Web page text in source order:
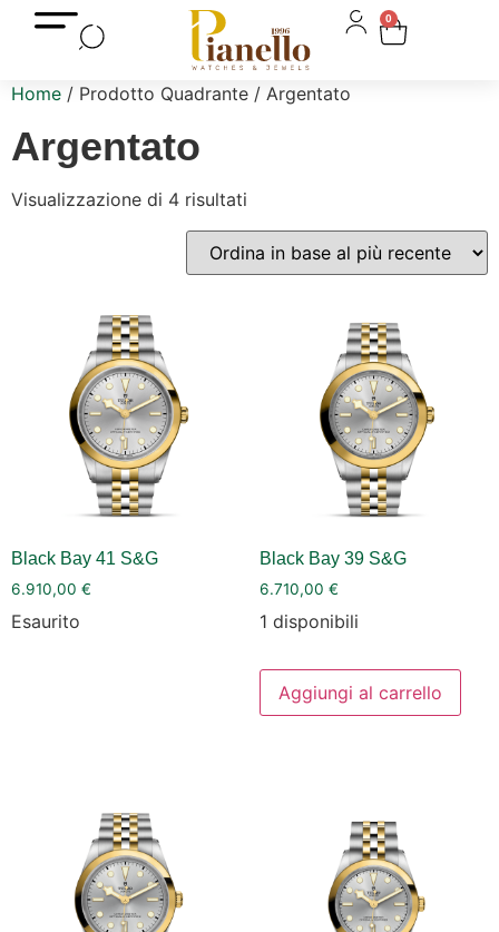
0
Home / Prodotto Quadrante / Argentato
Argentato
Visualizzazione di 4 risultati
Black Bay 41 S&G
6.910,00 €
Esaurito
Black Bay 39 S&G
6.710,00 €
1 disponibili
Aggiungi al carrello